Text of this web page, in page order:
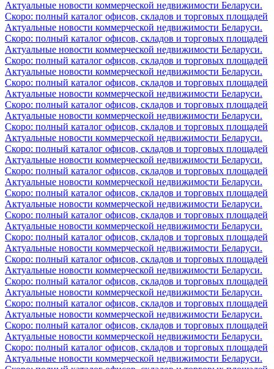
Актуальные новости коммерческой недвижимости Беларуси.
Скоро: полный каталог офисов, складов и торговых площадей
Актуальные новости коммерческой недвижимости Беларуси.
Скоро: полный каталог офисов, складов и торговых площадей
Актуальные новости коммерческой недвижимости Беларуси.
Скоро: полный каталог офисов, складов и торговых площадей
Актуальные новости коммерческой недвижимости Беларуси.
Скоро: полный каталог офисов, складов и торговых площадей
Актуальные новости коммерческой недвижимости Беларуси.
Скоро: полный каталог офисов, складов и торговых площадей
Актуальные новости коммерческой недвижимости Беларуси.
Скоро: полный каталог офисов, складов и торговых площадей
Актуальные новости коммерческой недвижимости Беларуси.
Скоро: полный каталог офисов, складов и торговых площадей
Актуальные новости коммерческой недвижимости Беларуси.
Скоро: полный каталог офисов, складов и торговых площадей
Актуальные новости коммерческой недвижимости Беларуси.
Скоро: полный каталог офисов, складов и торговых площадей
Актуальные новости коммерческой недвижимости Беларуси.
Скоро: полный каталог офисов, складов и торговых площадей
Актуальные новости коммерческой недвижимости Беларуси.
Скоро: полный каталог офисов, складов и торговых площадей
Актуальные новости коммерческой недвижимости Беларуси.
Скоро: полный каталог офисов, складов и торговых площадей
Актуальные новости коммерческой недвижимости Беларуси.
Скоро: полный каталог офисов, складов и торговых площадей
Актуальные новости коммерческой недвижимости Беларуси.
Скоро: полный каталог офисов, складов и торговых площадей
Актуальные новости коммерческой недвижимости Беларуси.
Скоро: полный каталог офисов, складов и торговых площадей
Актуальные новости коммерческой недвижимости Беларуси.
Скоро: полный каталог офисов, складов и торговых площадей
Актуальные новости коммерческой недвижимости Беларуси.